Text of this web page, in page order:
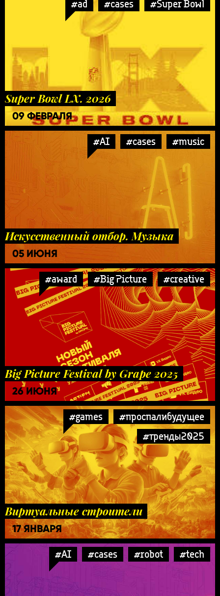
#ad #cases #Super Bowl
Super Bowl LX. 2026
09 ФЕВРАЛЯ
#AI #cases #music
Искусственный отбор. Музыка
05 ИЮНЯ
#award #Big Picture #creative
Big Picture Festival by Grape 2025
26 ИЮНЯ
#games
#проспалибудущее
#тренды2025
Виртуальные строители
17 ЯНВАРЯ
#AI #cases #robot #tech